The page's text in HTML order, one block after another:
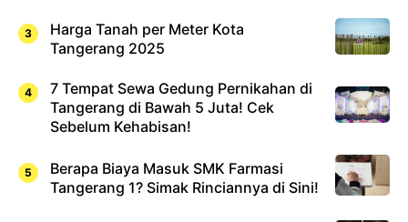
Harga Tanah per Meter Kota
Tangerang 2025
7 Tempat Sewa Gedung Pernikahan di
Tangerang di Bawah 5 Juta! Cek
Sebelum Kehabisan!
Berapa Biaya Masuk SMK Farmasi
Tangerang 1? Simak Rinciannya di Sini!